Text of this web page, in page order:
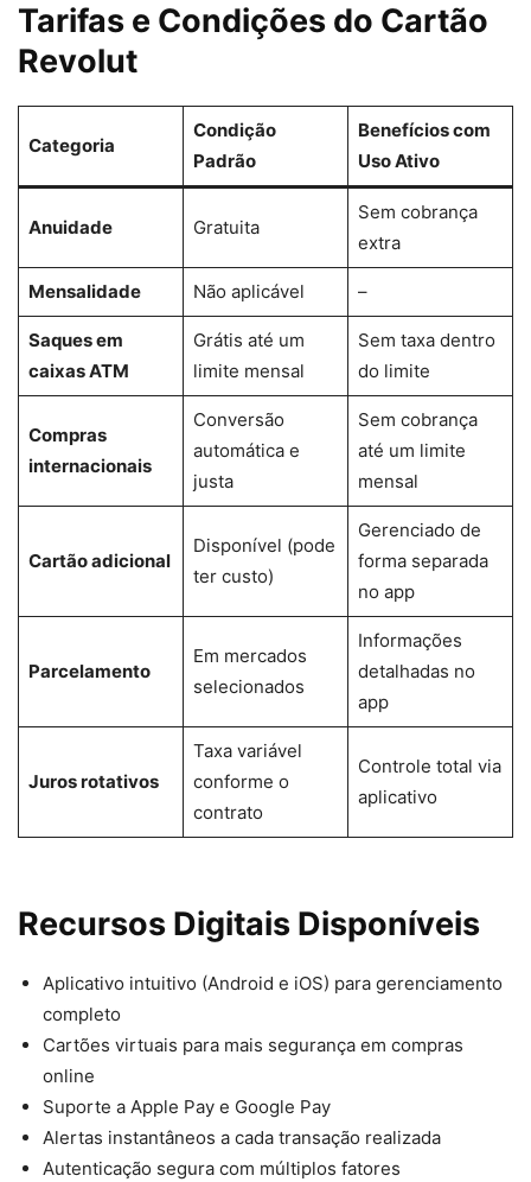
Tarifas e Condições do Cartão
Revolut
Categoria
Condição
Padrão
Benefícios com
Uso Ativo
Anuidade Gratuita
Sem cobrança
extra
Mensalidade Não aplicável –
Saques em
caixas ATM
Grátis até um
limite mensal
Sem taxa dentro
do limite
Compras
internacionais
Conversão
automática e
justa
Sem cobrança
até um limite
mensal
Cartão adicional
Disponível (pode
ter custo)
Gerenciado de
forma separada
no app
Parcelamento
Em mercados
selecionados
Informações
detalhadas no
app
Juros rotativos
Taxa variável
conforme o
contrato
Controle total via
aplicativo
Recursos Digitais Disponíveis
Aplicativo intuitivo (Android e iOS) para gerenciamento
completo
Cartões virtuais para mais segurança em compras
online
Suporte a Apple Pay e Google Pay
Alertas instantâneos a cada transação realizada
Autenticação segura com múltiplos fatores